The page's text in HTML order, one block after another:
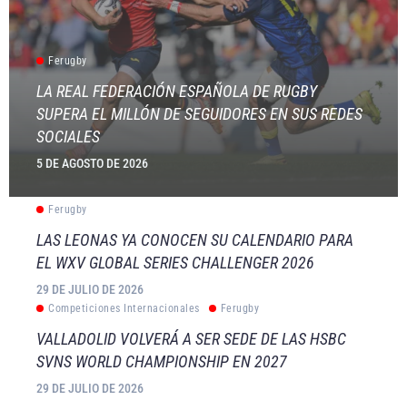
Ferugby
LA REAL FEDERACIÓN ESPAÑOLA DE RUGBY
SUPERA EL MILLÓN DE SEGUIDORES EN SUS REDES
SOCIALES
5 DE AGOSTO DE 2026
Ferugby
LAS LEONAS YA CONOCEN SU CALENDARIO PARA
EL WXV GLOBAL SERIES CHALLENGER 2026
29 DE JULIO DE 2026
Competiciones Internacionales Ferugby
VALLADOLID VOLVERÁ A SER SEDE DE LAS HSBC
SVNS WORLD CHAMPIONSHIP EN 2027
29 DE JULIO DE 2026